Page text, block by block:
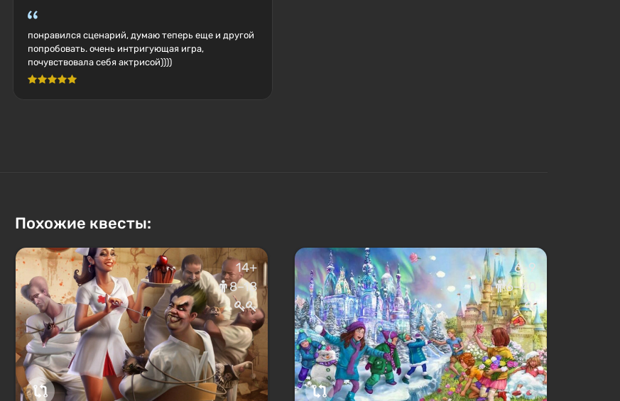
понравился сценарий, думаю теперь еще и другой
попробовать. очень интригующая игра,
почувствовала себя актрисой))))
Похожие квесты:
14+
8–18
6-9
6–40